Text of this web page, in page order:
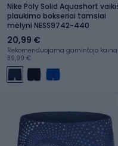
Nike Poly Solid Aquashort
plaukimo bokseriai tamsiai
mėlyni NESS9742-440
20,99 €
Rekomenduojama gamintojo kaina:
39,99 €